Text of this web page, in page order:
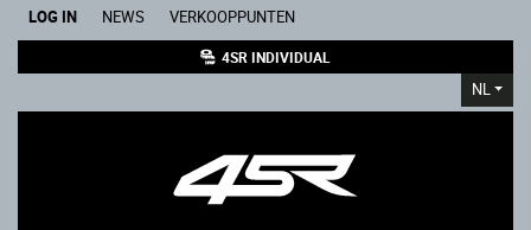
LOG IN NEWS VERKOOPPUNTEN
4SR INDIVIDUAL
NL